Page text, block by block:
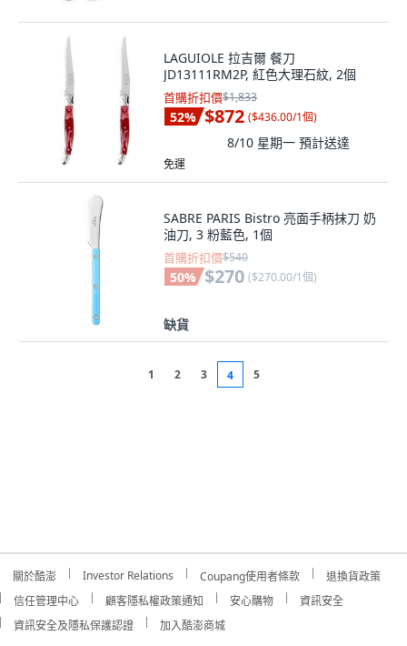
LAGUIOLE 拉吉爾 餐刀
JD13111RM2P, 紅色大理石紋, 2個
首購折扣價$1,833
52% $872 ($436.00/1個)
8/10 星期一 預計送達
免運
SABRE PARIS Bistro 亮面手柄抹刀 奶
油刀, 3 粉藍色, 1個
首購折扣價$540
50% $270 ($270.00/1個)
缺貨
1 2 3 4 5
關於酷澎 Investor Relations Coupang使用者條款
退換貨政策
信任管理中心
顧客隱私權政策通知 安心購物
資訊安全
資訊安全及隱私保護認證
加入酷澎商城